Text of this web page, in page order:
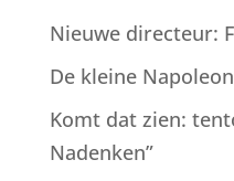
Nieuwe directeur:
De kleine Napoleon
Komt dat zien:
Nadenken”